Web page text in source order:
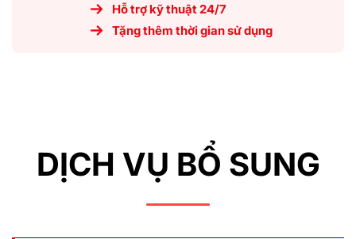
Hỗ trợ kỹ thuật 24/7
Tặng thêm thời gian sử dụng
DỊCH VỤ BỔ SUNG